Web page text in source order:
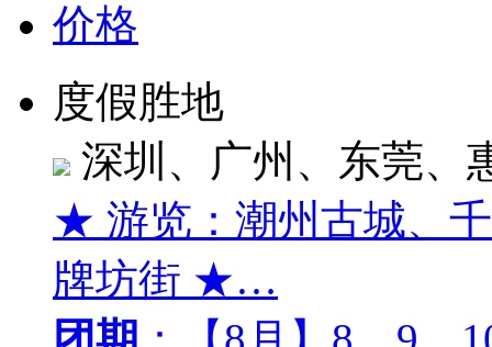
价格
度假胜地
深圳、广州、东莞、
★ 游览：潮州古城、
牌坊街 ★…